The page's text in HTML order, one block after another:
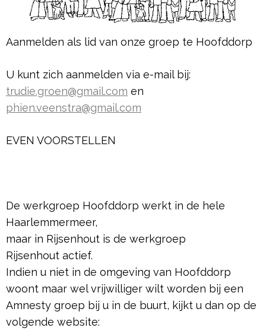
Aanmelden als lid van onze groep te Hoofddorp
U kunt zich aanmelden via e-mail bij:
trudie.groen@gmail.com en
phien.veenstra@gmail.com
EVEN VOORSTELLEN
De werkgroep Hoofddorp werkt in de hele
Haarlemmermeer,
maar in Rijsenhout is de werkgroep
Rijsenhout actief.
Indien u niet in de omgeving van Hoofddorp
woont maar wel vrijwilliger wilt worden bij een
Amnesty groep bij u in de buurt, kijkt u dan op de
volgende website: